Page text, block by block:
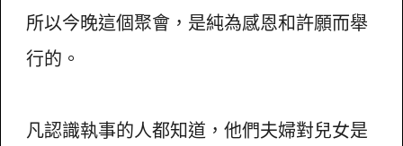
所以今晚這個聚會，是純為感恩和許願而舉
行的。
凡認識執事的人都知道，他們夫婦對兒女是